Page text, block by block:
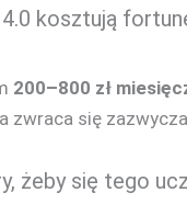
kosztują
200–800 zł
się
żeby się tego